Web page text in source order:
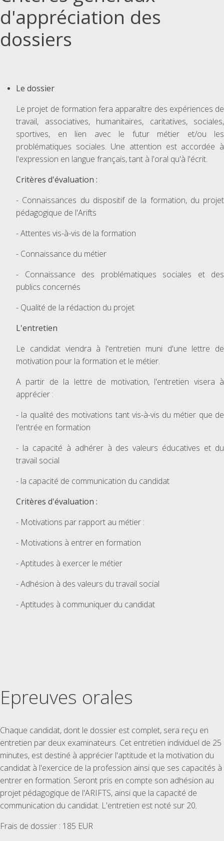
d'appréciation des
dossiers
Le dossier
Le projet de formation fera apparaître des expériences de
travail, associatives, humanitaires, caritatives, sociales,
sportives, en lien avec le futur métier et/ou les
problématiques sociales. Une attention est accordée à
l'expression en langue français, tant à l'oral qu'à l'écrit.
Critères d'évaluation :
- Connaissances du dispositif de la formation, du projet
pédagogique de l'Arifts
- Attentes vis-à-vis de la formation
- Connaissance du métier
- Connaissance des problématiques sociales et des
publics concernés
- Qualité de la rédaction du projet
L'entretien
Le candidat viendra à l'entretien muni d'une lettre de
motivation pour la formation et le métier.
A partir de la lettre de motivation, l'entretien visera à
apprécier :
- la qualité des motivations tant vis-à-vis du métier que de
l'entrée en formation
- la capacité à adhérer à des valeurs éducatives et du
travail social
- la capacité de communication du candidat
Critères d'évaluation :
- Motivations par rapport au métier :
- Motivations à entrer en formation
- Aptitudes à exercer le métier
- Adhésion à des valeurs du travail social
- Aptitudes à communiquer du candidat
Epreuves orales
Chaque candidat, dont le dossier est complet, sera reçu en
entretien par deux examinateurs. Cet entretien individuel de 25
minutes, est destiné à apprécier l'aptitude et la motivation du
candidat à l'exercice de la profession ainsi que ses capacités à
entrer en formation. Seront pris en compte son adhésion au
projet pédagogique de l'ARIFTS, ainsi que la capacité de
communication du candidat. L'entretien est noté sur 20.
Frais de dossier : 185 EUR